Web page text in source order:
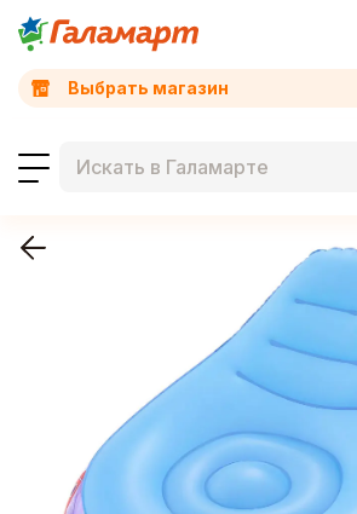
Выбрать магазин